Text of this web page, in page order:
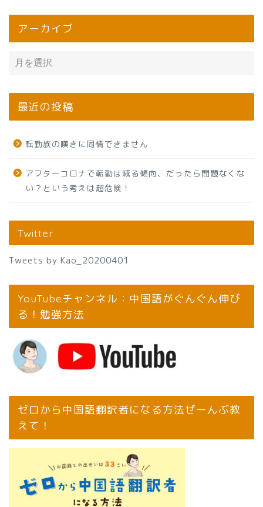
アーカイブ
最近の投稿
転勤族の嘆きに同情できません
アフターコロナで転勤は減る傾向、だったら問題なくな
い？という考えは超危険！
Twitter
Tweets by Kao_20200401
YouTubeチャンネル：中国語がぐんぐん伸び
る！勉強方法
ゼロから中国語翻訳者になる方法ぜーんぶ教
えて！